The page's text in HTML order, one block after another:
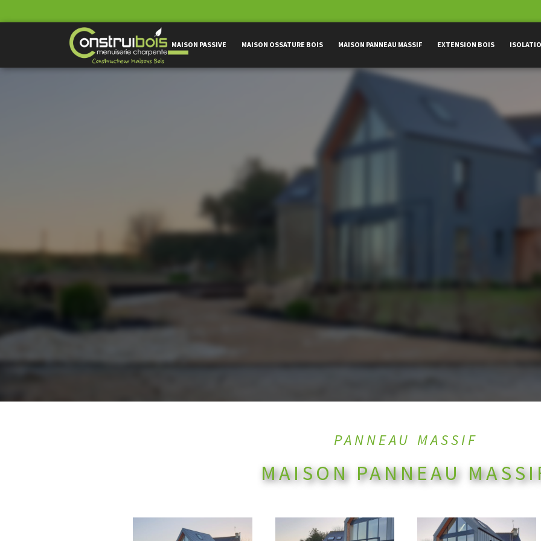
MAISON PASSIVE MAISON OSSATURE BOIS MAISON PANNEAU MASSIF EXTENSION BOIS
PANNEAU MASSIF
MAISON PANNEAU